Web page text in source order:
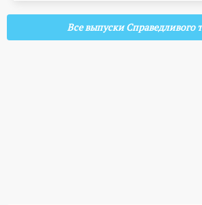
Все выпуски Справедливого